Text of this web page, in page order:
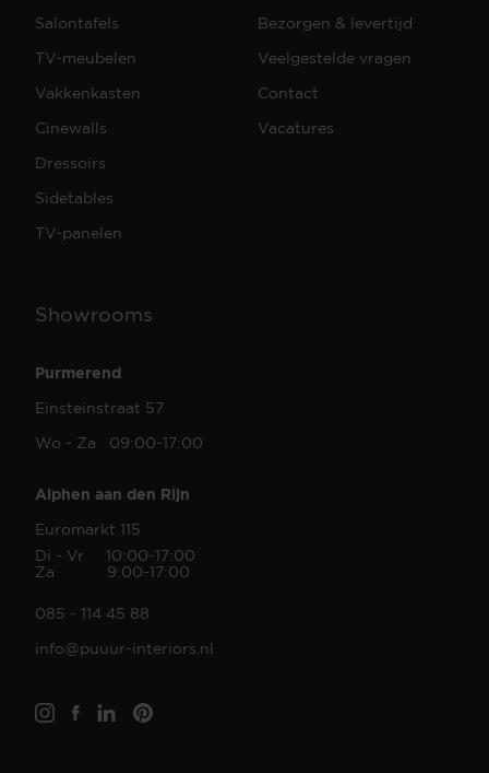
Salontafels
TV-meubelen
Vakkenkasten
Cinewalls
Dressoirs
Sidetables
TV-panelen
Bezorgen & levertijd
Veelgestelde vragen
Contact
Vacatures
Showrooms
Purmerend
Einsteinstraat 57
Wo - Za 09:00-17:00
Alphen aan den Rijn
Euromarkt 115
Di - Vr 10:00-17:00
Za 9:00-17:00
085 - 114 45 88
info@puuur-interiors.nl